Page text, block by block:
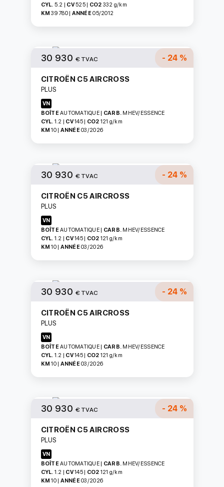
CYL. 5.2 | CV525 | CO2 332 g/km
KM 39 780 | ANNÉE05/2012
30 930 € TVAC - 24 %
CITROËN C5 AIRCROSS
PLUS
VN
BOÎTEAUTOMATIQUE | CARB. MHEV/ESSENCE
CYL. 1.2 | CV145 | CO2 121 g/km
KM 10 | ANNÉE03/2026
30 930 € TVAC - 24 %
CITROËN C5 AIRCROSS
PLUS
VN
BOÎTEAUTOMATIQUE | CARB. MHEV/ESSENCE
CYL. 1.2 | CV145 | CO2 121 g/km
KM 10 | ANNÉE03/2026
30 930 € TVAC - 24 %
CITROËN C5 AIRCROSS
PLUS
VN
BOÎTEAUTOMATIQUE | CARB. MHEV/ESSENCE
CYL. 1.2 | CV145 | CO2 121 g/km
KM 10 | ANNÉE03/2026
30 930 € TVAC - 24 %
CITROËN C5 AIRCROSS
PLUS
VN
BOÎTEAUTOMATIQUE | CARB. MHEV/ESSENCE
CYL. 1.2 | CV145 | CO2 121 g/km
KM 10 | ANNÉE03/2026